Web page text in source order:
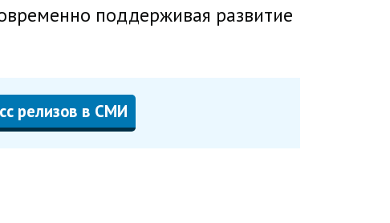
поддерживая развитие
релизов в СМИ